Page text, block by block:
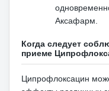
Аксафарм.
Когда следует
приеме
Ципрофлоксацин